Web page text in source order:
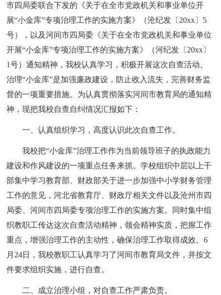
市四局委联合下发的《关于在全市党政机关和事业单位开
展“小金库”专项治理工作的实施方案》（沧纪发〔20xx〕5
号），以及河间市四局委《关于在全市党政机关和事业单位
开展“小金库”专项治理工作的实施方案》（河纪发〔20xx〕
1号）通知精神，我校认真学习，积极开展这次自查活动。
治理“小金库”是加强廉政建设，防止收入流失，完善财务监
督的一项重要措施。为认真贯彻落实河间市教育局的通知精
神，现把我校自查自纠情况汇报如下：
一、认真组织学习，高度认识此次自查工作。
我校把“小金库”治理工作作为当前领导班子的执政能力
建设和作风建设的一项重点任务来抓。学校组织中层以上干
部集中学习教育部、财政部关于进一步加强中小学财务管理
工作的意见，河北省教育厅、财政厅相关文件以及沧州市四
局委、河间市四局委专项治理工作的实施方案。同时集中组
织教职工传达这次自查活动精神，领会精神实质，把握工作
重点，增强治理工作的主动性，确保治理工作取得成效。6
月24日，我校教职工认真学习了河间市教育局文件，并按文
件要求组织实施，进行自查。
二、成立治理小组，对自查工作严肃负责。